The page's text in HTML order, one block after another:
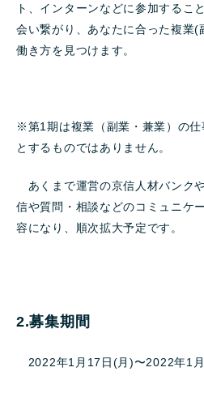
ト、インターンなどに参加するこ
会い繋がり、あなたに合った複業
働き方を見つけます。
※第1期は複業（副業・兼業）の
とするものではありません。
あくまで運営の京信人材バンク
信や質問・相談などのコミュニケー
容になり、順次拡大予定です。
2.募集期間
2022年1月17日(月)〜2022年1